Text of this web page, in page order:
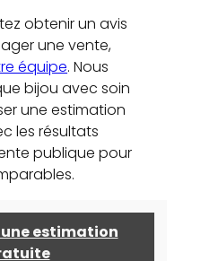
obtenir un avis
une vente,
équipe. Nous
bijou avec soin
une estimation
les résultats
publique pour
estimation